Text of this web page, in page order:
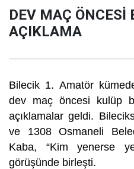
DEV MAÇ ÖNCESİ
AÇIKLAMA
Bilecik 1. Amatör
dev maç öncesi kulüp
açıklamalar geldi.
ve 1308 Osmaneli
Kaba, “Kim yenerse
görüşünde birleşti.